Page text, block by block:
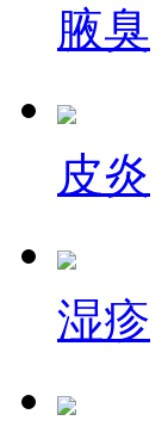
腋臭
皮炎
湿疹